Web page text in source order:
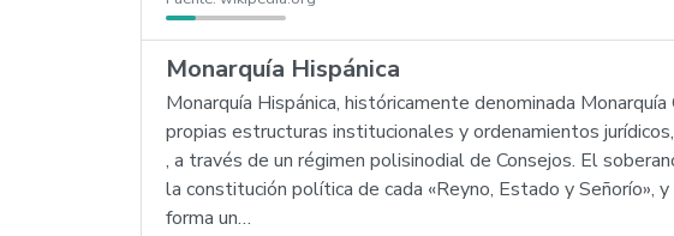
Monarquía Hispánica
Monarquía Hispánica, históricamente denominada
propias estructuras institucionales y ordenamientos
, a través de un régimen polisinodial de Consejos. El
la constitución política de cada «Reyno, Estado y Señorío»,
forma un…